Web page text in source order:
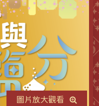
圖片放大觀看